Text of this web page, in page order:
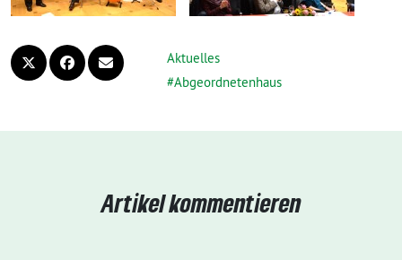
Aktuelles
Abgeordnetenhaus
Artikel kommentieren